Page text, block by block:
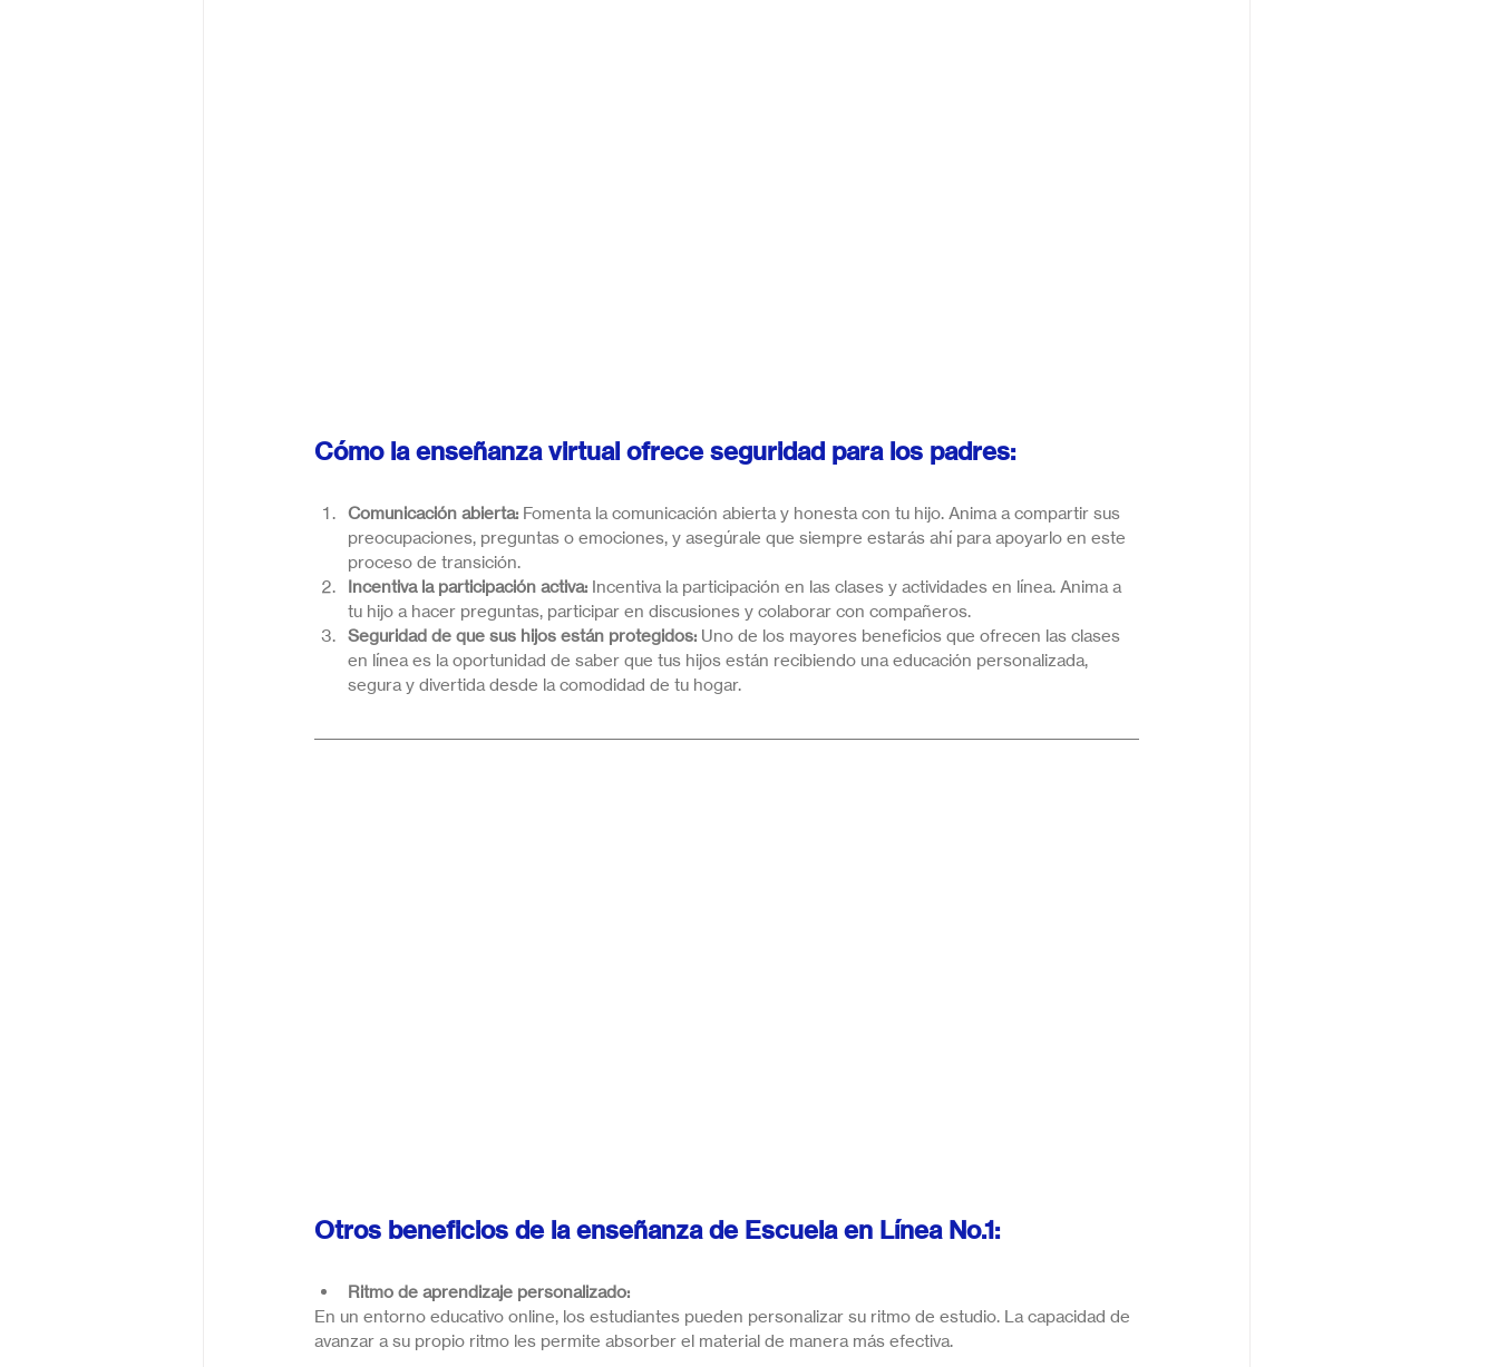
Cómo la enseñanza virtual ofrece seguridad para los padres:
Comunicación abierta: Fomenta la comunicación abierta y honesta con tu hijo. Anima a compartir sus
preocupaciones, preguntas o emociones, y asegúrale que siempre estarás ahí para apoyarlo en este
proceso de transición.
Incentiva la participación activa: Incentiva la participación en las clases y actividades en línea. Anima a
tu hijo a hacer preguntas, participar en discusiones y colaborar con compañeros.
Seguridad de que sus hijos están protegidos: Uno de los mayores beneficios que ofrecen las clases
en línea es la oportunidad de saber que tus hijos están recibiendo una educación personalizada,
segura y divertida desde la comodidad de tu hogar.
Otros beneficios de la enseñanza de Escuela en Línea No.1:
Ritmo de aprendizaje personalizado:
En un entorno educativo online, los estudiantes pueden personalizar su ritmo de estudio. La capacidad de
avanzar a su propio ritmo les permite absorber el material de manera más efectiva.